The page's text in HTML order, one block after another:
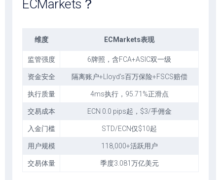
ECMarkets？
维度 ECMarkets表现
监管强度 6牌照，含FCA+ASIC双一级
资金安全 隔离账户+Lloyd’s百万保险+FSCS赔偿
执行质量 4ms执行，95.71%正滑点
交易成本 ECN 0.0 pips起，$3/手佣金
入金门槛 STD/ECN仅$10起
用户规模 118,000+活跃用户
交易体量 季度3.081万亿美元